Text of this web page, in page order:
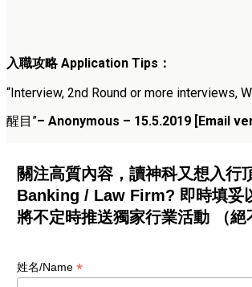
入職攻略 Application Tips：
“Interview, 2nd Round or more interviews,
醒目”– Anonymous – 15.5.2019 [Email
關注高質內容，讀神科又想入行
Banking / Law Firm? 即時填妥
將不定時推送獨家行業活動 （絕
姓名/Name *